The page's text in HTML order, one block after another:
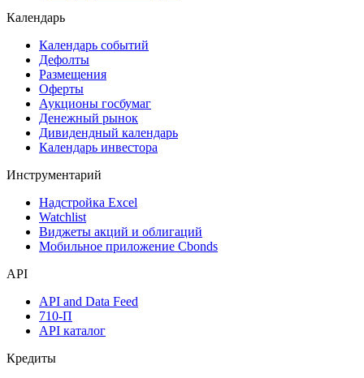
Календарь
Календарь событий
Дефолты
Размещения
Оферты
Аукционы госбумаг
Денежный рынок
Дивидендный календарь
Календарь инвестора
Инструментарий
Надстройка Excel
Watchlist
Виджеты акций и облигаций
Мобильное приложение Cbonds
API
API and Data Feed
710-П
API каталог
Кредиты